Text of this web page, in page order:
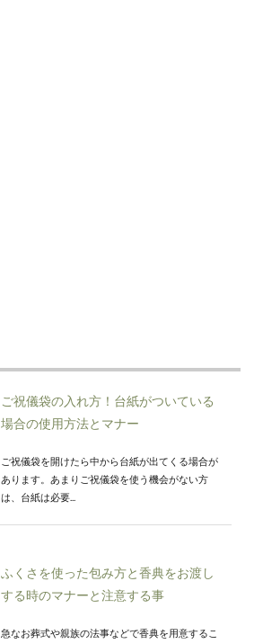
ご祝儀袋の入れ方！台紙がついている
場合の使用方法とマナー
ご祝儀袋を開けたら中から台紙が出てくる場合が
あります。あまりご祝儀袋を使う機会がない方
は、台紙は必要...
ふくさを使った包み方と香典をお渡し
する時のマナーと注意する事
急なお葬式や親族の法事などで香典を用意するこ